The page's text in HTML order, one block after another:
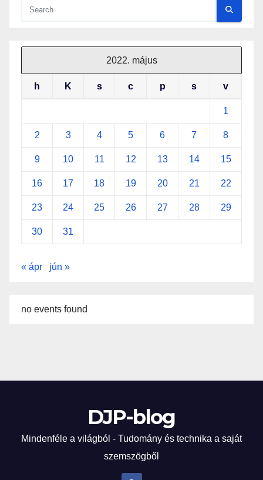
2022. május
h K s c p s v
1
2 3 4 5 6 7 8
9 10 11 12 13 14 15
16 17 18 19 20 21 22
23 24 25 26 27 28 29
30 31
« ápr jún »
no events found
DJP-blog
Mindenféle a világból - Tudomány és technika a saját
szemszögből